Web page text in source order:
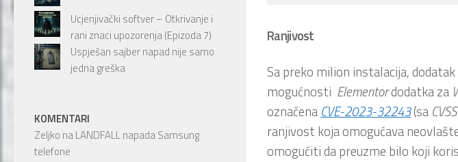
Ranjivost
Sa preko milion instalacija, dodatak
mogućnosti Elementordodatka za
označena CVE-2023-32243(sa CVSS
ranjivost koja omogućava
omogućiti da preuzme bilo koji
Ucjenjivački softver – Otkrivanje i
rani znaci upozorenja (Epizoda 7)
Uspješan sajber napad nije samo
jedna greška
KOMENTARI
Zeljko naLANDFALL napada Samsung
telefone